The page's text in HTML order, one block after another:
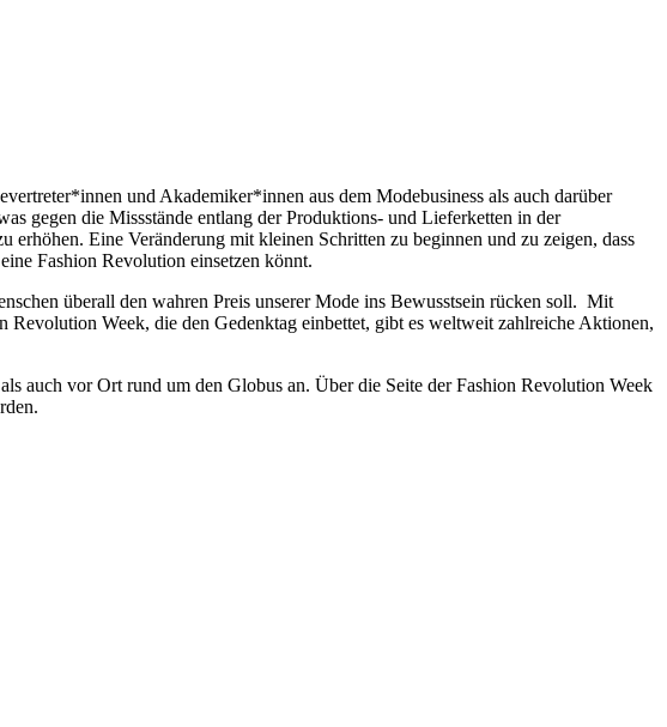
und Akademiker*innen aus dem Modebusiness als auch darüber
gegen die Missstände entlang der Produktions- und Lieferketten in der
Eine Veränderung mit kleinen Schritten zu beginnen und zu zeigen, dass
Fashion Revolution einsetzen könnt.
überall den wahren Preis unserer Mode ins Bewusstsein rücken soll. Mit
Week, die den Gedenktag einbettet, gibt es weltweit zahlreiche Aktionen,
auch vor Ort rund um den Globus an. Über die Seite der Fashion Revolution Week